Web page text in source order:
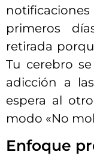
primeros
retirada
Tu cerebro
adicción a
espera al
modo «No
Enfoque